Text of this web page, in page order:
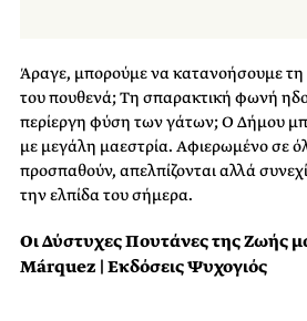
Άραγε, μπορούμε να κατανοήσουμε τη
του πουθενά; Τη σπαρακτική φωνή
περίεργη φύση των γάτων; Ο Δήμου
με μεγάλη μαεστρία. Αφιερωμένο σε
προσπαθούν, απελπίζονται αλλά
την ελπίδα του σήμερα.
Οι Δύστυχες Πουτάνες της Ζωής
Márquez | Εκδόσεις Ψυχογιός